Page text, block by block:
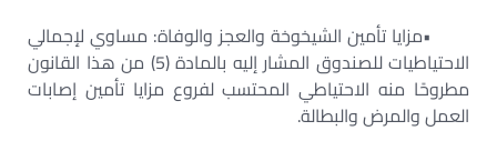
•مزايا تأمين الشيخوخة والعجز والوفاة: مساوي لإجمالي
الاحتياطيات للصندوق المشار إليه بالمادة (5) من هذا القانون
مطروحًا منه الاحتياطي المحتسب لفروع مزايا تأمين إصابات
العمل والمرض والبطالة.